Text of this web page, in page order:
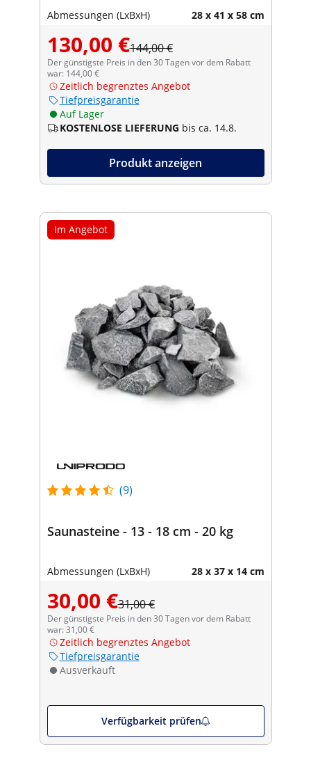
Abmessungen (LxBxH) 28 x 41 x 58 cm
130,00 €144,00 €
Der günstigste Preis in den 30 Tagen vor dem Rabatt
war: 144,00 €
Zeitlich begrenztes Angebot
Tiefpreisgarantie
Auf Lager
KOSTENLOSE LIEFERUNG bis ca. 14.8.
Produkt anzeigen
Im Angebot
(9)
Saunasteine - 13 - 18 cm - 20 kg
Abmessungen (LxBxH) 28 x 37 x 14 cm
30,00 €31,00 €
Der günstigste Preis in den 30 Tagen vor dem Rabatt
war: 31,00 €
Zeitlich begrenztes Angebot
Tiefpreisgarantie
Ausverkauft
Verfügbarkeit prüfen